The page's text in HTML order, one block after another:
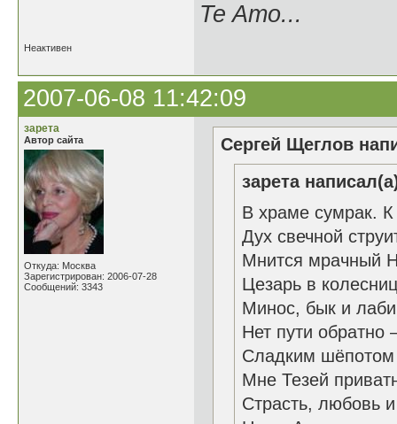
Te Amo...
Неактивен
2007-06-08 11:42:09
зарета
Автор сайта
Откуда: Москва
Зарегистрирован: 2006-07-28
Сообщений: 3343
Сергей Щеглов
зарета
В храме сумрак.
Дух свечной
Мнится мрачный
Цезарь в
Минос, бык и
Нет пути обратно
Сладким шёпотом
Мне Тезей
Страсть, любовь